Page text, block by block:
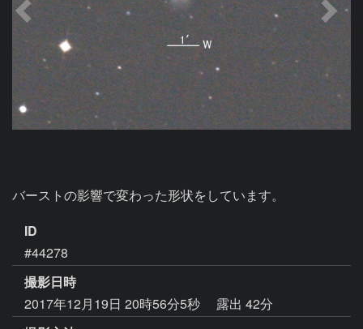
バーストの影響で変わった形状をしています。
ID
#44278
撮影日時
2017年12月19日 20時56分5秒
露出 42分